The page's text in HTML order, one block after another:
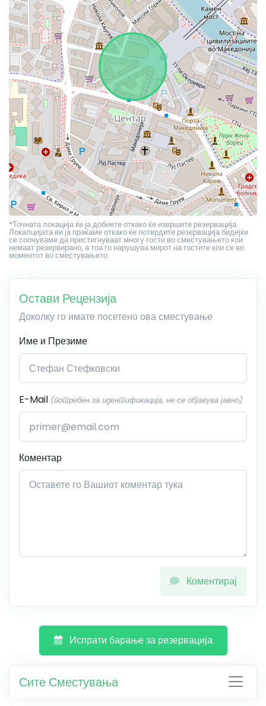
*Точната локација ќе ја добиете откако ќе извршите резервација.
Локалцијата ви ја праќаме откако ќе потврдите резервација бидејќи
се соочуваме да пристигнуваат многу гости во сместувањето кои
немаат резервирано, а тоа го нарушува мирот на гостите кои се во
моментот во сместувањето.
Остави Рецензија
Доколку го имате посетено ова сместување
Име и Презиме
E-Mail (потребен за идентификација, не се објавува јавно)
Коментар
Коментирај
Испрати барање за резервација
Сите Сместувања